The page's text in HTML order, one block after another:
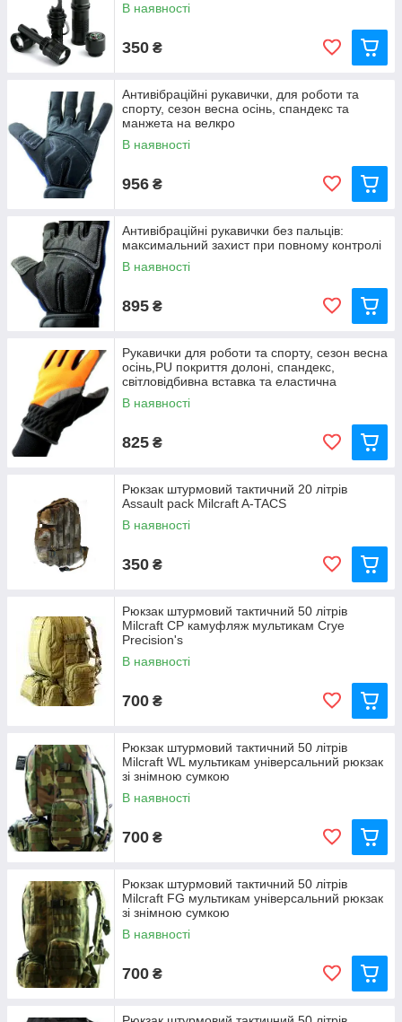
В наявності
350 ₴
Антивібраційні рукавички, для роботи та
спорту, сезон весна осінь, спандекс та
манжета на велкро
В наявності
956 ₴
Антивібраційні рукавички без пальців:
максимальний захист при повному контролі
В наявності
895 ₴
Рукавички для роботи та спорту, сезон весна
осінь,PU покриття долоні, спандекс,
світловідбивна вставка та еластична
В наявності
825 ₴
Рюкзак штурмовий тактичний 20 літрів
Assault pack Milcraft A-TACS
В наявності
350 ₴
Рюкзак штурмовий тактичний 50 літрів
Milcraft CP камуфляж мультикам Crye
Precision's
В наявності
700 ₴
Рюкзак штурмовий тактичний 50 літрів
Milcraft WL мультикам універсальний рюкзак
зі знімною сумкою
В наявності
700 ₴
Рюкзак штурмовий тактичний 50 літрів
Milcraft FG мультикам універсальний рюкзак
зі знімною сумкою
В наявності
700 ₴